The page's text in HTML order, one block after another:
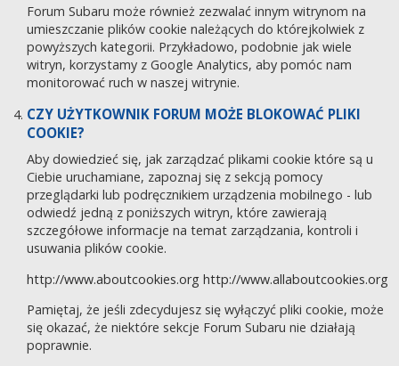
Forum Subaru może również zezwalać innym witrynom na
umieszczanie plików cookie należących do którejkolwiek z
powyższych kategorii. Przykładowo, podobnie jak wiele
witryn, korzystamy z Google Analytics, aby pomóc nam
monitorować ruch w naszej witrynie.
CZY UŻYTKOWNIK FORUM MOŻE BLOKOWAĆ PLIKI
COOKIE?
Aby dowiedzieć się, jak zarządzać plikami cookie które są u
Ciebie uruchamiane, zapoznaj się z sekcją pomocy
przeglądarki lub podręcznikiem urządzenia mobilnego - lub
odwiedź jedną z poniższych witryn, które zawierają
szczegółowe informacje na temat zarządzania, kontroli i
usuwania plików cookie.
http://www.aboutcookies.org http://www.allaboutcookies.org
Pamiętaj, że jeśli zdecydujesz się wyłączyć pliki cookie, może
się okazać, że niektóre sekcje Forum Subaru nie działają
poprawnie.